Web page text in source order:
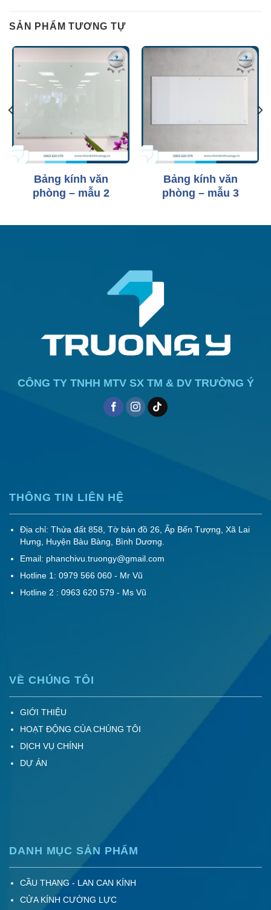
SẢN PHẨM TƯƠNG TỰ
Bảng kính văn
phòng – mẫu 2
Bảng kính văn
phòng – mẫu 3
CÔNG TY TNHH MTV SX TM & DV TRƯỜNG Ý
THÔNG TIN LIÊN HỆ
Địa chỉ: Thửa đất 858, Tờ bản đồ 26, Ấp Bến Tượng, Xã Lai
Hưng, Huyện Bàu Bàng, Bình Dương.
Email: phanchivu.truongy@gmail.com
Hotline 1: 0979 566 060 - Mr Vũ
Hotline 2 : 0963 620 579 - Ms Vũ
VỀ CHÚNG TÔI
GIỚI THIỆU
HOẠT ĐỘNG CỦA CHÚNG TÔI
DỊCH VỤ CHÍNH
DỰ ÁN
DANH MỤC SẢN PHẨM
CẦU THANG - LAN CAN KÍNH
CỬA KÍNH CƯỜNG LỰC